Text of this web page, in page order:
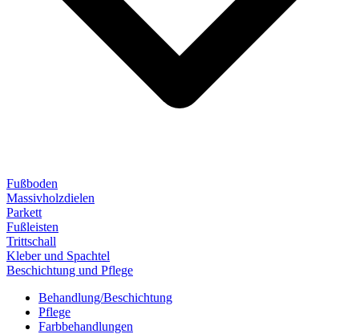
Fußboden
Massivholzdielen
Parkett
Fußleisten
Trittschall
Kleber und Spachtel
Beschichtung und Pflege
Behandlung/Beschichtung
Pflege
Farbbehandlungen